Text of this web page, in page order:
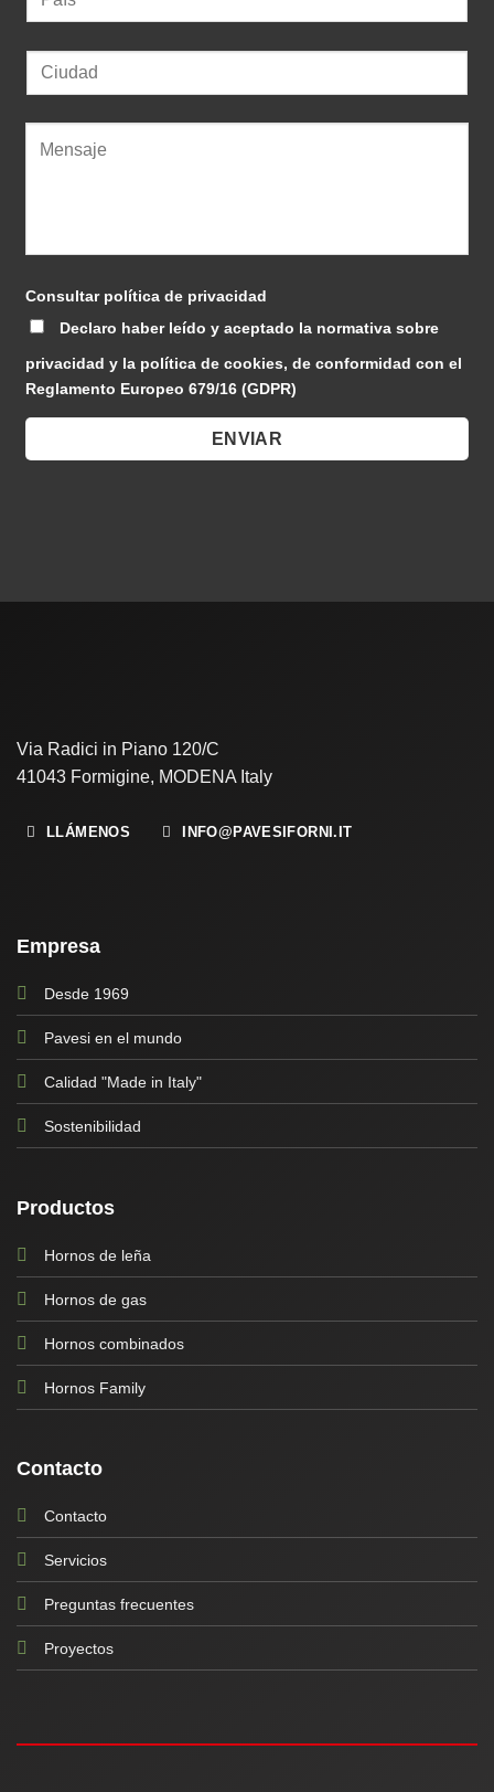
Consultar política de privacidad
Declaro haber leído y aceptado la normativa sobre
privacidad y la política de cookies, de conformidad con el
Reglamento Europeo 679/16 (GDPR)
Via Radici in Piano 120/C
41043 Formigine, MODENA Italy
LLÁMENOS INFO@PAVESIFORNI.IT
Empresa
Desde 1969
Pavesi en el mundo
Calidad "Made in Italy"
Sostenibilidad
Productos
Hornos de leña
Hornos de gas
Hornos combinados
Hornos Family
Contacto
Contacto
Servicios
Preguntas frecuentes
Proyectos